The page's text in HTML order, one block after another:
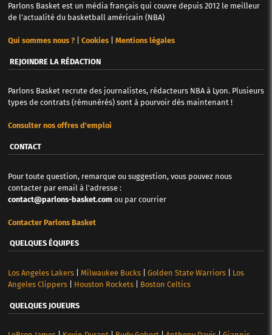
Parlons Basket est un média français qui couvre depuis 2012 le meilleur
de l'actualité du basketball américain (NBA)
Qui sommes nous ?| Cookies| Mentions légales
REJOINDRE LA RÉDACTION
Parlons Basket recrute des journalistes, rédacteurs NBA à Lyon. Plusieurs
types de contrats (rémunérés) sont à pourvoir dès maintenant !
Consulter nos offres d'emploi
CONTACT
Pour toute question, remarque ou suggestion, vous pouvez nous
contacter par email à l'adresse :
contact@parlons-basket.com ou par courrier
Contacter Parlons Basket
QUELQUES ÉQUIPES
Los Angeles Lakers| Milwaukee Bucks| Golden State Warriors| Los
Angeles Clippers| Houston Rockets| Boston Celtics
QUELQUES JOUEURS